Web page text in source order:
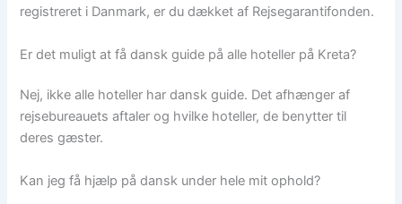
registreret i Danmark, er du dækket af Rejsegarantifonden.
Er det muligt at få dansk guide på alle hoteller på Kreta?
Nej, ikke alle hoteller har dansk guide. Det afhænger af
rejsebureauets aftaler og hvilke hoteller, de benytter til
deres gæster.
Kan jeg få hjælp på dansk under hele mit ophold?